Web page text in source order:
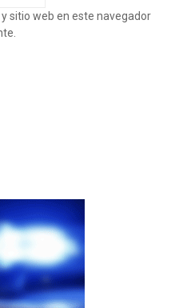
sitio web en este navegador